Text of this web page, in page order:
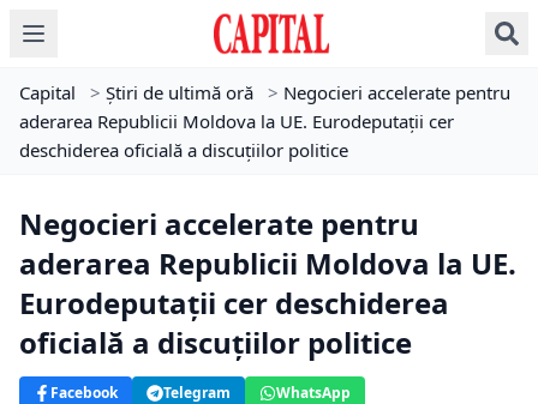
Capital > Știri de ultimă oră > Negocieri accelerate pentru
aderarea Republicii Moldova la UE. Eurodeputații cer
deschiderea oficială a discuțiilor politice
Negocieri accelerate pentru
aderarea Republicii Moldova la UE.
Eurodeputații cer deschiderea
oficială a discuțiilor politice
Facebook Telegram WhatsApp